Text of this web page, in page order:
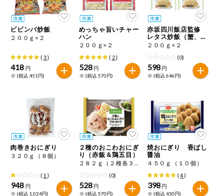
今週のお買い
得
コープ商品
今週の新登場
トク
複数注文でお
トク
ポイントがも
らえる！
お弁当用商品
ビビンバ炒飯
２００ｇ×２
(3)
418 円
※ (税込 451円)
めっちゃ旨いチャー
ハン
２００ｇ×２
( 2)
528 円
※ (税込 570円)
赤坂四川飯店監修
レタス炒飯（蟹、カ
ニカマ入り）
２００ｇ×２
(0)
598 円
※ (税込 646円)
肉巻きおにぎり
３２０ｇ（８個）
( 1 )
948 円
※ (税込 1,024円)
２種のおこわおにぎ
り（赤飯＆鶏五目）
２８２ｇ（２種各３個）
(0)
528 円
※ (税込 570円)
焼おにぎり 香ばし
醤油
４５０ｇ（１０個）
( 4)
398 円
※ (税込 430円)